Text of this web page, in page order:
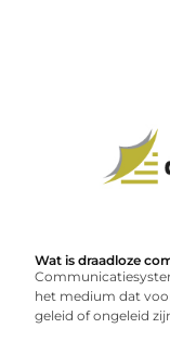
Wat is draadloze
het medium dat
geleid of ongeleid